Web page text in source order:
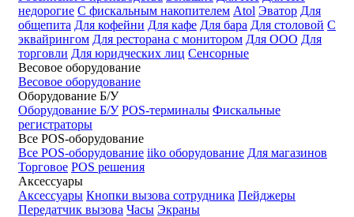
недорогие С фискальным накопителем Atol Эватор Для
общепита Для кофейни Для кафе Для бара Для столовой С
эквайрингом Для ресторана с монитором Для ООО Для
торговли Для юридческих лиц Сенсорные
Весовое оборудование
Весовое оборудование
Оборудование Б/У
Оборудование Б/У POS-терминалы Фискальные
регистраторы
Все POS-оборудование
Все POS-оборудование iiko оборудование Для магазинов
Торговое POS решения
Аксессуары
Аксессуары Кнопки вызова сотрудника Пейджеры
Передатчик вызова Часы Экраны